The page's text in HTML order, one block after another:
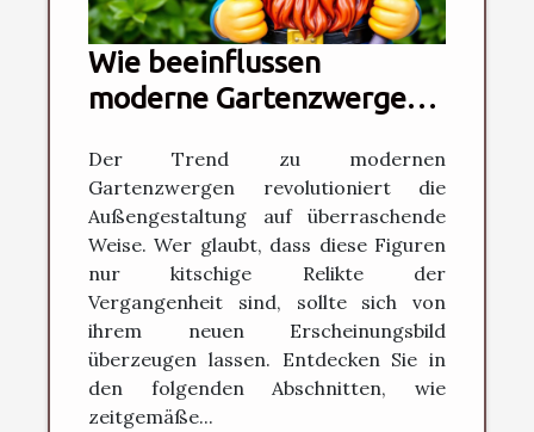
Wie beeinflussen
moderne Gartenzwerge
Der Trend zu modernen
Gartenzwergen revolutioniert die
Außengestaltung auf überraschende
Weise. Wer glaubt, dass diese Figuren
nur kitschige Relikte der
Vergangenheit sind, sollte sich von
ihrem neuen Erscheinungsbild
überzeugen lassen. Entdecken Sie in
den folgenden Abschnitten, wie
zeitgemäße...